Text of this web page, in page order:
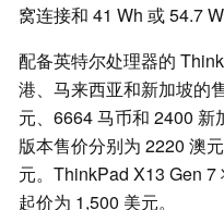
窝连接和 41 Wh 或 54.7
配备英特尔处理器的
港、马来西亚和新加坡的
元、6664 马币和 2400
版本售价分别为 2220 澳
元。ThinkPad X13 Gen 7
起价为 1,500 美元。